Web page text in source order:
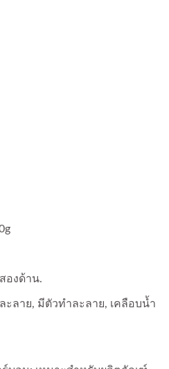
องด้าน.
ะลาย, มีตัวทำละลาย, เคลือบน้ำ